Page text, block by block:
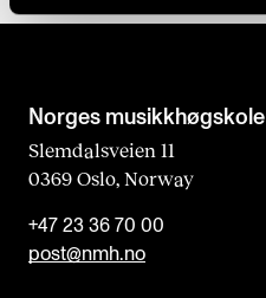
Norges musikk­høgskole
Slemdalsveien 11
0369 Oslo, Norway
+47 23 36 70 00
post@nmh.no